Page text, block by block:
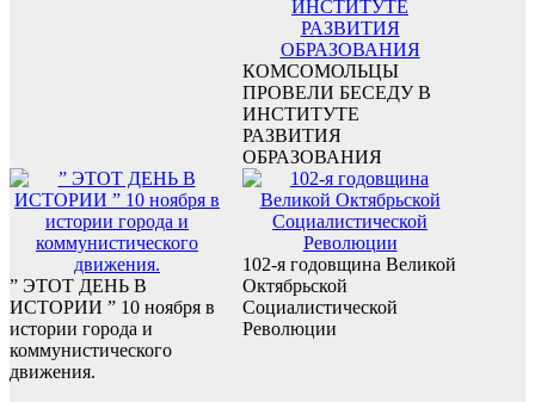
КОМСОМОЛЬЦЫ
ПРОВЕЛИ БЕСЕДУ В
ИНСТИТУТЕ
РАЗВИТИЯ
ОБРАЗОВАНИЯ
” ЭТОТ ДЕНЬ В
ИСТОРИИ ” 10 ноября в
истории города и
коммунистического
движения.
102-я годовщина Великой
Октябрьской
Социалистической
Революции